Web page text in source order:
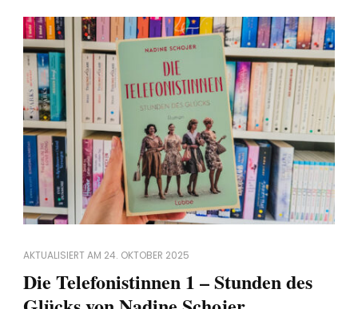
AKTUALISIERT AM 24. OKTOBER 2025
Die Telefonistinnen 1 – Stunden des